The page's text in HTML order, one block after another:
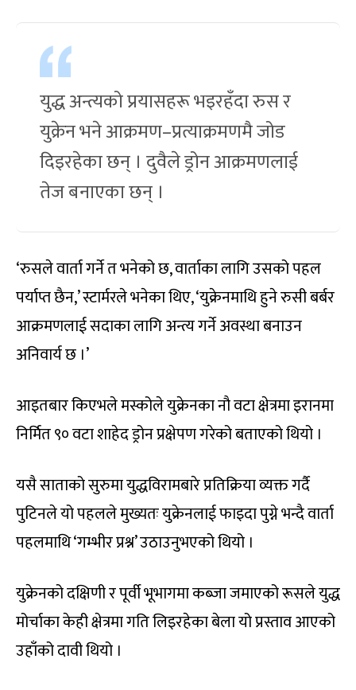
युद्ध अन्त्यको प्रयासहरू भइरहँदा रुस र
युक्रेन भने आक्रमण–प्रत्याक्रमणमै जोड
दिइरहेका छन् । दुवैले ड्रोन आक्रमणलाई
तेज बनाएका छन् ।
‘रुसले वार्ता गर्ने त भनेको छ, वार्ताका लागि उसको पहल
पर्याप्त छैन,’ स्टार्मरले भनेका थिए, ‘युक्रेनमाथि हुने रुसी बर्बर
आक्रमणलाई सदाका लागि अन्त्य गर्ने अवस्था बनाउन
अनिवार्य छ ।’
आइतबार किएभले मस्कोले युक्रेनका नौ वटा क्षेत्रमा इरानमा
निर्मित ९० वटा शाहेद ड्रोन प्रक्षेपण गरेको बताएको थियो ।
यसै साताको सुरुमा युद्धविरामबारे प्रतिक्रिया व्यक्त गर्दै
पुटिनले यो पहलले मुख्यतः युक्रेनलाई फाइदा पुग्ने भन्दै वार्ता
पहलमाथि ‘गम्भीर प्रश्न’ उठाउनुभएको थियो ।
युक्रेनको दक्षिणी र पूर्वी भूभागमा कब्जा जमाएको रूसले युद्ध
मोर्चाका केही क्षेत्रमा गति लिइरहेका बेला यो प्रस्ताव आएको
उहाँको दावी थियो ।